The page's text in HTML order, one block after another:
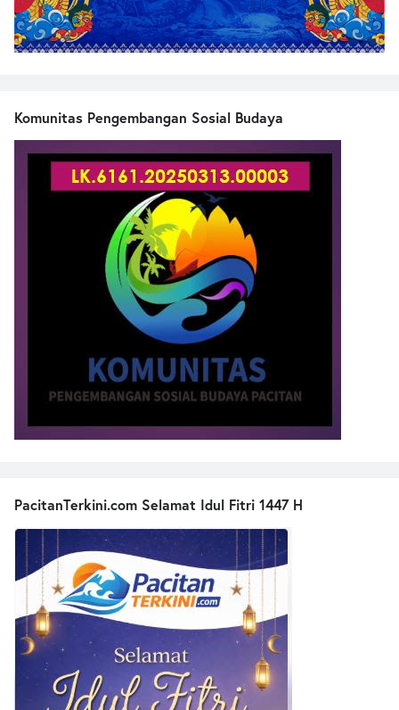
Komunitas Pengembangan Sosial Budaya
PacitanTerkini.com Selamat Idul Fitri 1447 H